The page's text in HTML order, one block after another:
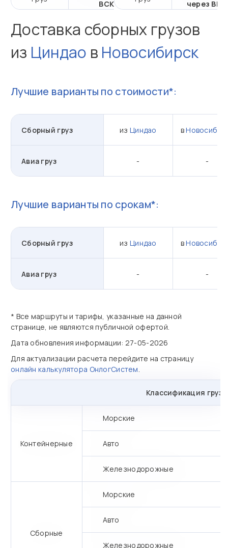
ВСК
через
Доставка сборных грузов
из Циндао в Новосибирск
Лучшие варианты по стоимости*:
Сборный груз изЦиндао в
Авиа груз - -
Лучшие варианты по срокам*:
Сборный груз изЦиндао в
Авиа груз - -
* Все маршруты и тарифы, указанные на данной
странице, не являются публичной офертой.
Дата обновления информации: 27-05-2026
Для актуализации расчета перейдите на страницу
онлайн калькулятора ОнлогСистем.
Классификация
Контейнерные
Морские
Авто
Железнодорожные
Сборные
Морские
Авто
Железнодорожные